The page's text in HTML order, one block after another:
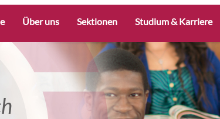
Über uns Sektionen Studium & Karriere
Dach
Dach